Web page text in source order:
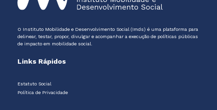
O Instituto Mobilidade e Desenvolvimento Social (Imds) é uma plataforma para
delinear, testar, propor, divulgar e acompanhar a execução de políticas públicas
de impacto em mobilidade social.
Links Rápidos
Estatuto Social
Política de Privacidade